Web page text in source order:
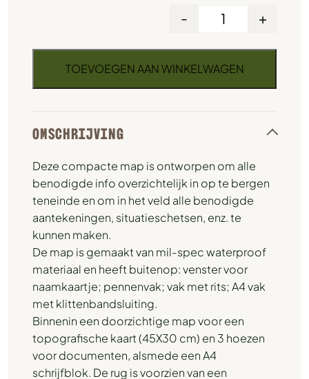
- +
TOEVOEGEN AAN WINKELWAGEN
OMSCHRIJVING
Deze compacte map is ontworpen om alle
benodigde info overzichtelijk in op te bergen
teneinde en om in het veld alle benodigde
aantekeningen, situatieschetsen, enz. te
kunnen maken.
De map is gemaakt van mil-spec waterproof
materiaal en heeft buitenop: venster voor
naamkaartje; pennenvak; vak met rits; A4 vak
met klittenbandsluiting.
Binnenin een doorzichtige map voor een
topografische kaart (45X30 cm) en 3 hoezen
voor documenten, alsmede een A4
schrijfblok. De rug is voorzien van een